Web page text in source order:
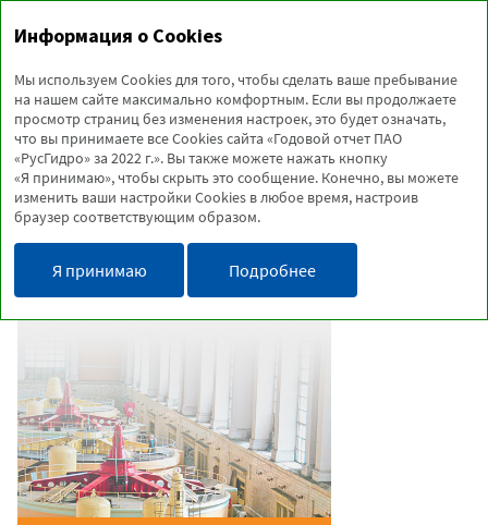
Годовой отчет
2022
ОПЕРАЦИОННЫЙ ОБЗОР
ПРОГРАММА КОМПЛЕКСНОЙ
МОДЕРНИЗАЦИИ
«РусГидро», на которой в рамках ПКМ
№ 5 — последний из шести,
установленных на станции.
В результате установки эффективного
оборудования российского
производства мощность Рыбинской
ГЭС увеличилась на 56,4 МВт, или
на 17%.
Информация о Cookies
Мы используем Cookies для того, чтобы сделать ваше пребывание
на нашем сайте максимально комфортным. Если вы продолжаете
просмотр страниц без изменения настроек, это будет означать,
что вы принимаете все Cookies сайта «Годовой отчет ПАО
«РусГидро» за 2022 г.». Вы также можете нажать кнопку
«Я принимаю», чтобы скрыть это сообщение. Конечно, вы можете
изменить ваши настройки Cookies в любое время, настроив
браузер соответствующим образом.
Я принимаю Подробнее